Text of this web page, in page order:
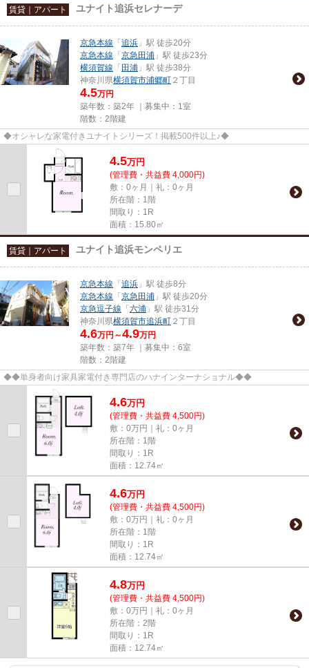
賃貸｜アパート ユナイト追浜セレナーデ
京急本線 「 追浜 」駅 徒歩20分
京急本線 「 京急田浦 」駅 徒歩23分
横須賀線 「 田浦 」駅 徒歩38分
神奈川県横須賀市浦郷町 ２丁目
4.5万円
築年数：築2年 ｜募集中： 1室
階数：2階建
◆オシャレな家電付きユナイトシリーズ！掲載500件以上♪◆
4.5万円
(管理費・共益費 4,000円)
敷：0ヶ月｜礼：0ヶ月
所在階：1階
間取り：1R
面積：15.80㎡
賃貸｜アパート ユナイト追浜モンペリエ
京急本線 「 追浜 」駅 徒歩8分
京急本線 「 京急田浦 」駅 徒歩20分
京急逗子線 「 六浦 」駅 徒歩31分
神奈川県横須賀市追浜町 ２丁目
4.6万円～4.9万円
築年数：築7年 ｜募集中： 6室
階数：2階建
◆◆単身者向け家具家電付き専門店のハナインターナショナル◆◆
4.6万円
(管理費・共益費 4,500円)
敷：0万円｜礼：0ヶ月
所在階：1階
間取り：1R
面積：12.74㎡
4.6万円
(管理費・共益費 4,500円)
敷：0万円｜礼：0ヶ月
所在階：1階
間取り：1R
面積：12.74㎡
4.8万円
(管理費・共益費 4,500円)
敷：0万円｜礼：0ヶ月
所在階：2階
間取り：1R
面積：12.74㎡